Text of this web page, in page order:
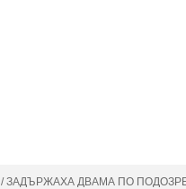
/ ЗАДЪРЖАХА ДВАМА ПО